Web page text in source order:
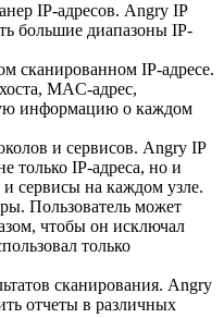
IP-адресов. Angry IP
большие диапазоны IP-
сканированном IP-адресе.
MAC-адрес,
информацию о каждом
и сервисов. Angry IP
только IP-адреса, но и
сервисы на каждом узле.
Пользователь может
чтобы он исключал
только
сканирования. Angry
отчеты в различных